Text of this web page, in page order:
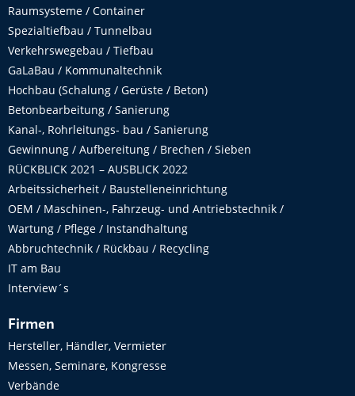
Raumsysteme / Container
Spezialtiefbau / Tunnelbau
Verkehrswegebau / Tiefbau
GaLaBau / Kommunaltechnik
Hochbau (Schalung / Gerüste / Beton)
Betonbearbeitung / Sanierung
Kanal-, Rohrleitungs- bau / Sanierung
Gewinnung / Aufbereitung / Brechen / Sieben
RÜCKBLICK 2021 – AUSBLICK 2022
Arbeitssicherheit / Baustelleneinrichtung
OEM / Maschinen-, Fahrzeug- und Antriebstechnik /
Wartung / Pflege / Instandhaltung
Abbruchtechnik / Rückbau / Recycling
IT am Bau
Interview´s
Firmen
Hersteller, Händler, Vermieter
Messen, Seminare, Kongresse
Verbände